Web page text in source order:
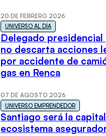
20 DE FEBRERO 2026
UNIVERSO AL DÍA
Delegado presidencial
no descarta acciones
por accidente de
gas en Renca
07 DE AGOSTO 2026
UNIVERSO EMPRENDEDOR
Santiago será la
ecosistema